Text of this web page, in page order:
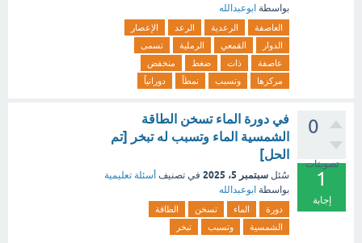
بواسطة ابوعبدالله
العاصفة الرعدية الرعد
الإعصار
الدوار
القمعي الرملية
تسمى
عاصفة
ذات ضغط
منخفض
مركزها
وتسبب نمطاً دورانياً
0
تصويتات
1
إجابة
في دورة الماء تسخن الطاقة
الشمسية الماء وتسبب له تبخر [تم
الحل]
سُئل سبتمبر 5، 2025 في تصنيف أسئلة تعليمية
بواسطة ابوعبدالله
دورة الماء تسخن
الطاقة
الشمسية
وتسبب تبخر